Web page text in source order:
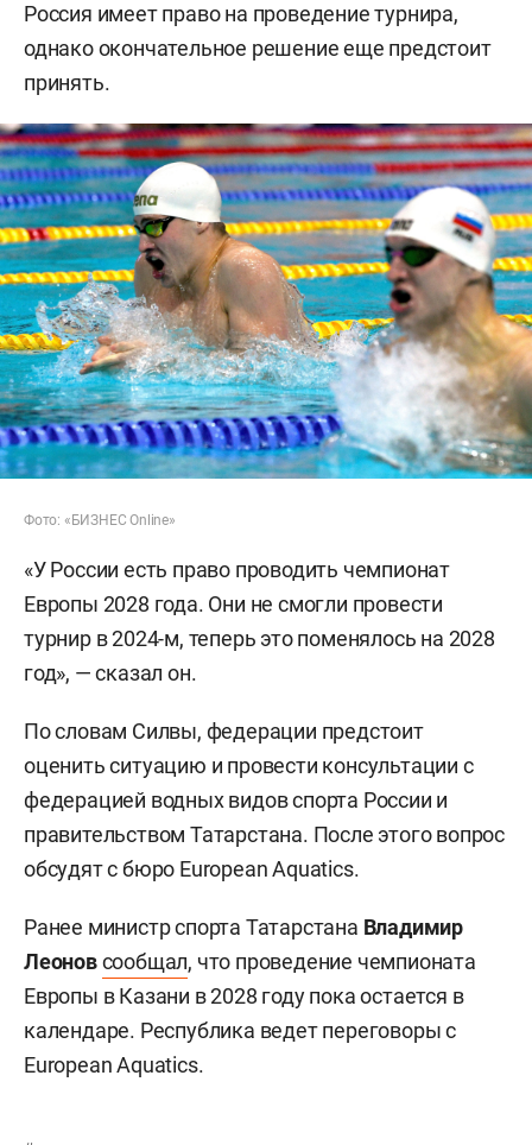
Россия имеет право на проведение турнира,
однако окончательное решение еще предстоит
принять.
Фото: «БИЗНЕС Online»
«У России есть право проводить чемпионат
Европы 2028 года. Они не смогли провести
турнир в 2024-м, теперь это поменялось на 2028
год», — сказал он.
По словам Силвы, федерации предстоит
оценить ситуацию и провести консультации с
федерацией водных видов спорта России и
правительством Татарстана. После этого вопрос
обсудят с бюро European Aquatics.
Ранее министр спорта Татарстана Владимир
Леоновсообщал, что проведение чемпионата
Европы в Казани в 2028 году пока остается в
календаре. Республика ведет переговоры с
European Aquatics.